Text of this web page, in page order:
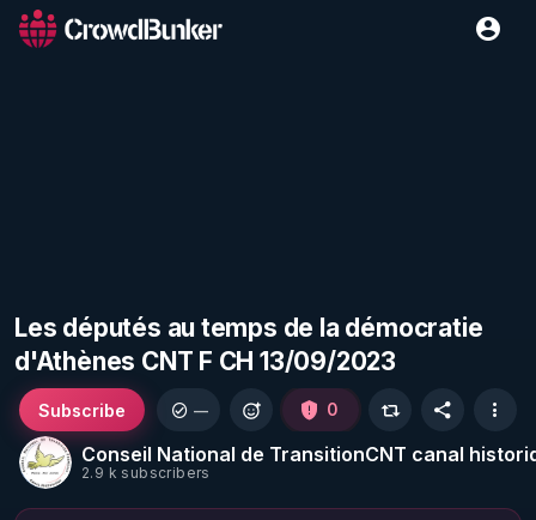
Les députés au temps de la démocratie
d'Athènes CNT F CH 13/09/2023
Conseil National de TransitionCNT canal
2.9 k subscribers
Subscribe — 0